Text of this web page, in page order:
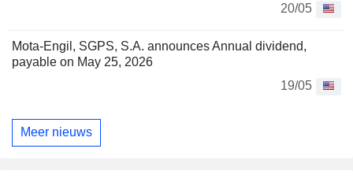
20/05
Mota-Engil, SGPS, S.A. announces Annual dividend,
payable on May 25, 2026
19/05
Meer nieuws